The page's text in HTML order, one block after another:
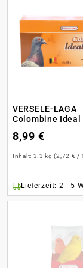
VERSELE-LAGA
Colombine Ideal
8,99 €
Inhalt: 3.3 kg(2,72 € /
Lieferzeit: 2 - 5